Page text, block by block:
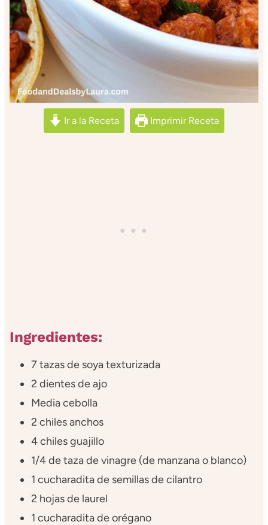
Ir a la Receta Imprimir Receta
Ingredientes:
7 tazas de soya texturizada
2 dientes de ajo
Media cebolla
2 chiles anchos
4 chiles guajillo
1/4 de taza de vinagre (de manzana o blanco)
1 cucharadita de semillas de cilantro
2 hojas de laurel
1 cucharadita de orégano